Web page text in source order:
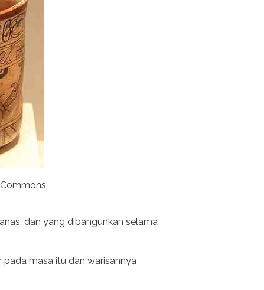
dan yang dibangunkan selama
masa itu dan warisannya